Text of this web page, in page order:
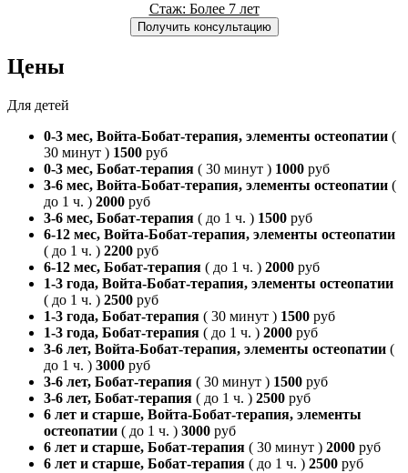
Стаж: Более 7 лет
Получить консультацию
Цены
Для детей
0-3 мес, Войта-Бобат-терапия, элементы остеопатии (
30 минут ) 1500 руб
0-3 мес, Бобат-терапия ( 30 минут ) 1000 руб
3-6 мес, Войта-Бобат-терапия, элементы остеопатии (
до 1 ч. ) 2000 руб
3-6 мес, Бобат-терапия ( до 1 ч. ) 1500 руб
6-12 мес, Войта-Бобат-терапия, элементы остеопатии
( до 1 ч. ) 2200 руб
6-12 мес, Бобат-терапия ( до 1 ч. ) 2000 руб
1-3 года, Войта-Бобат-терапия, элементы остеопатии
( до 1 ч. ) 2500 руб
1-3 года, Бобат-терапия ( 30 минут ) 1500 руб
1-3 года, Бобат-терапия ( до 1 ч. ) 2000 руб
3-6 лет, Войта-Бобат-терапия, элементы остеопатии (
до 1 ч. ) 3000 руб
3-6 лет, Бобат-терапия ( 30 минут ) 1500 руб
3-6 лет, Бобат-терапия ( до 1 ч. ) 2500 руб
6 лет и старше, Войта-Бобат-терапия, элементы
остеопатии ( до 1 ч. ) 3000 руб
6 лет и старше, Бобат-терапия ( 30 минут ) 2000 руб
6 лет и старше, Бобат-терапия ( до 1 ч. ) 2500 руб